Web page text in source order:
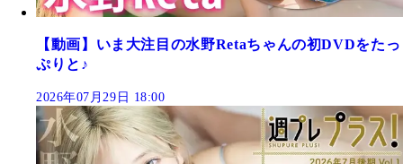
【動画】いま大注目の水野Retaちゃんの初DVDをたっ
ぷりと♪
2026年07月29日 18:00